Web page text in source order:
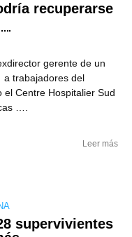
recuperarse
gerente de un
a trabajadores del
el Centre Hospitalier Sud
….
Leer más
supervivientes